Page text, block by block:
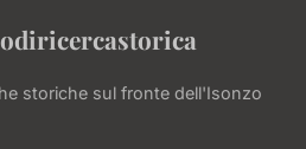
storiche sul fronte dell'Isonzo